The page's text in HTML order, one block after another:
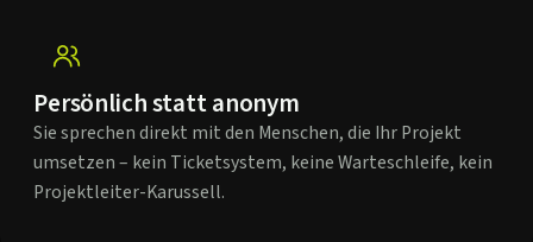
Persönlich statt anonym
Sie sprechen direkt mit den Menschen, die Ihr Projekt
umsetzen – kein Ticketsystem, keine Warteschleife, kein
Projektleiter-Karussell.